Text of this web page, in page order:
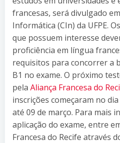
francesas, será divulgado
Informática (CIn) da UFPE.
que possuem interesse
proficiência em língua
requisitos para concorrer a
B1 no exame. O próximo
pela Aliança Francesa do
inscrições começaram no
até 09 de março. Para mais
aplicação do exame, entre
Francesa do Recife através